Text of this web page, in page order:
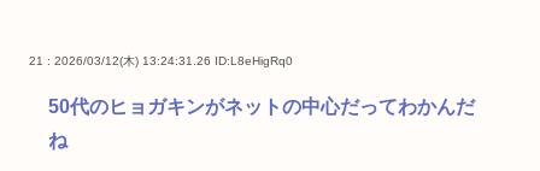
21 : 2026/03/12(木) 13:24:31.26 ID:L8eHigRq0
50代のヒョガキンがネットの中心だってわかんだ
ね